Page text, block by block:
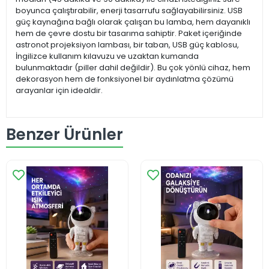
boyunca çalıştırabilir, enerji tasarrufu sağlayabilirsiniz. USB
güç kaynağına bağlı olarak çalışan bu lamba, hem dayanıklı
hem de çevre dostu bir tasarıma sahiptir. Paket içeriğinde
astronot projeksiyon lambası, bir taban, USB güç kablosu,
İngilizce kullanım kılavuzu ve uzaktan kumanda
bulunmaktadır (piller dahil değildir). Bu çok yönlü cihaz, hem
dekorasyon hem de fonksiyonel bir aydınlatma çözümü
arayanlar için idealdir.
Benzer Ürünler